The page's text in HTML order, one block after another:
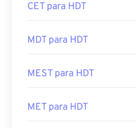
CET para HDT
MDT para HDT
MEST para HDT
MET para HDT